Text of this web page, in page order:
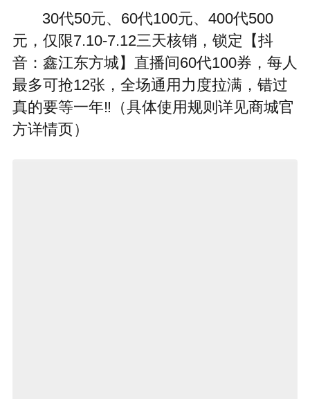
30代50元、60代100元、400代500
元，仅限7.10-7.12三天核销，锁定【抖
音：鑫江东方城】直播间60代100券，每人
最多可抢12张，全场通用力度拉满，错过
真的要等一年‼️（具体使用规则详见商城官
方详情页）